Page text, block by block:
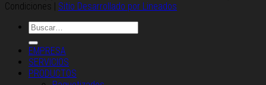
Condiciones | Sitio Desarrollado por Lineados
EMPRESA
SERVICIOS
PRODUCTOS